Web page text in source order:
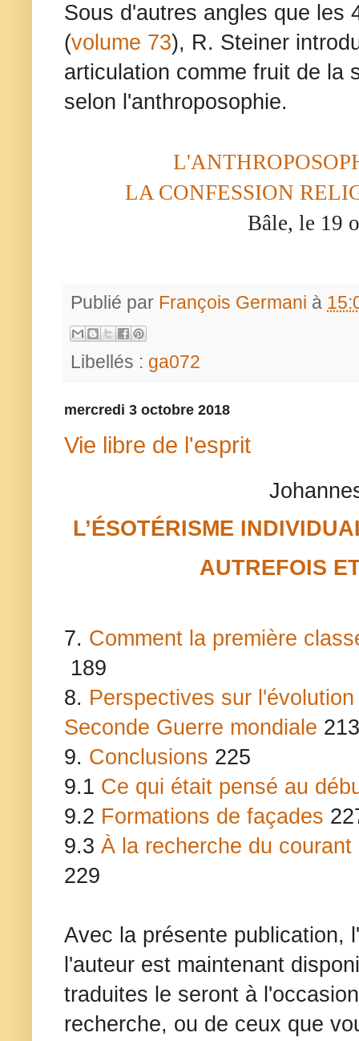
Sous d'autres angles que les
(volume 73), R. Steiner
articulation comme fruit de la
selon l'anthroposophie.
LA CONFESSION
Bâle, le 19
Publié par François Germani à
Libellés : ga072
mercredi 3 octobre 2018
Vie libre de l'esprit
L’ÉSOTÉRISME
AUTREFOIS
7. Comment la première
189
8. Perspectives sur
Seconde Guerre mondiale 213
9. Conclusions 225
9.1 Ce qui était pensé au
9.2 Formations de façades
9.3 À la recherche du
229
Avec la présente publication,
l'auteur est maintenant
traduites le seront à
recherche, ou de ceux que